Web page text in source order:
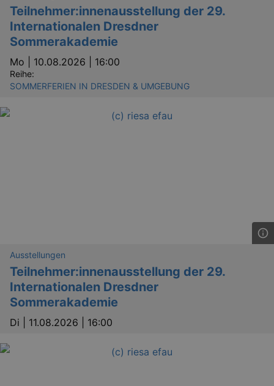
Teilnehmer:innenausstellung der 29.
Internationalen Dresdner
Sommerakademie
Mo | 10.08.2026 | 16:00
Reihe:
SOMMERFERIEN IN DRESDEN & UMGEBUNG
Ausstellungen
Teilnehmer:innenausstellung der 29.
Internationalen Dresdner
Sommerakademie
Di | 11.08.2026 | 16:00